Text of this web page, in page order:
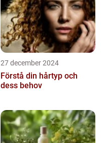
27 december 2024
Förstå din hårtyp och
dess behov